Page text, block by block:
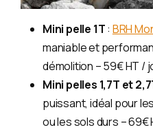
Mini pelle 1T: BRH
maniable et
démolition – 59€ HT /
Mini pelles 1,7T et
puissant, idéal pour
ou les sols durs – 69€